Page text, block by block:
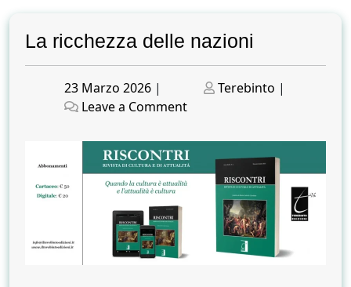
La ricchezza delle nazioni
Posted
on
23 Marzo 2026 |
Posted
Terebinto |
Leave a Commenton
ricchezza
delle
nazioni